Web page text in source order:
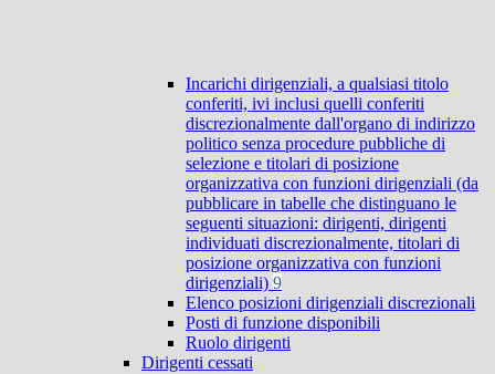
Incarichi dirigenziali, a qualsiasi titolo
conferiti, ivi inclusi quelli conferiti
discrezionalmente dall'organo di indirizzo
politico senza procedure pubbliche di
selezione e titolari di posizione
organizzativa con funzioni dirigenziali (da
pubblicare in tabelle che distinguano le
seguenti situazioni: dirigenti, dirigenti
individuati discrezionalmente, titolari di
posizione organizzativa con funzioni
dirigenziali) 9
Elenco posizioni dirigenziali discrezionali
Posti di funzione disponibili
Ruolo dirigenti
Dirigenti cessati